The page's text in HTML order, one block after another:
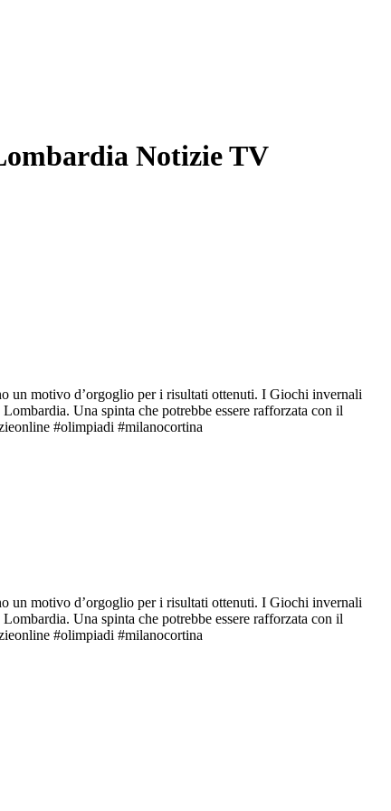
Notizie TV
un motivo d’orgoglio per i risultati ottenuti. I Giochi invernali
Una spinta che potrebbe essere rafforzata con il
#olimpiadi #milanocortina
un motivo d’orgoglio per i risultati ottenuti. I Giochi invernali
Una spinta che potrebbe essere rafforzata con il
#olimpiadi #milanocortina